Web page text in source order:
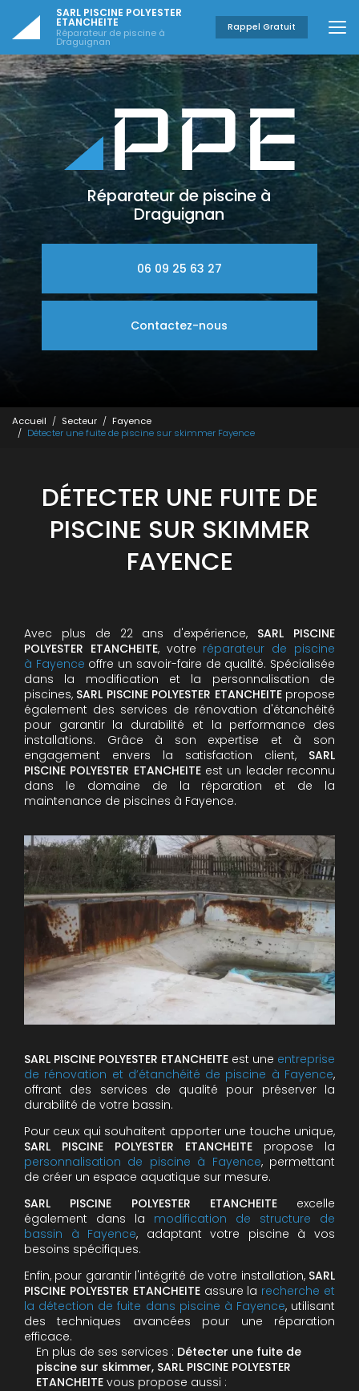
contenu
principal
SARL PISCINE POLYESTER
ETANCHEITE
Réparateur de piscine à
Draguignan
Rappel Gratuit
Réparateur de piscine à
Draguignan
06 09 25 63 27
Contactez-nous
Accueil Secteur
Fayence
Détecter une fuite de piscine sur skimmer Fayence
DÉTECTER UNE FUITE DE
PISCINE SUR SKIMMER
FAYENCE
Avec plus de 22 ans d'expérience, SARL PISCINE
POLYESTER ETANCHEITE, votre réparateur de piscine
à Fayence offre un savoir-faire de qualité. Spécialisée
dans la modification et la personnalisation de
piscines, SARL PISCINE POLYESTER ETANCHEITEpropose
également des services de rénovation d'étanchéité
pour garantir la durabilité et la performance des
installations. Grâce à son expertise et à son
engagement envers la satisfaction client, SARL
PISCINE POLYESTER ETANCHEITEest un leader reconnu
dans le domaine de la réparation et de la
maintenance de piscines à Fayence.
SARL PISCINE POLYESTER ETANCHEITE est une entreprise
de rénovation et d’étanchéité de piscine à Fayence,
offrant des services de qualité pour préserver la
durabilité de votre bassin.
Pour ceux qui souhaitent apporter une touche unique,
SARL PISCINE POLYESTER ETANCHEITE propose la
personnalisation de piscine à Fayence, permettant
de créer un espace aquatique sur mesure.
SARL PISCINE POLYESTER ETANCHEITEexcelle
également dans la modification de structure de
bassin à Fayence, adaptant votre piscine à vos
besoins spécifiques.
Enfin, pour garantir l'intégrité de votre installation, SARL
PISCINE POLYESTER ETANCHEITEassure la recherche et
la détection de fuite dans piscine à Fayence, utilisant
des techniques avancées pour une réparation
efficace.
En plus de ses services : Détecter une fuite de
piscine sur skimmer, SARL PISCINE POLYESTER
ETANCHEITE vous propose aussi :